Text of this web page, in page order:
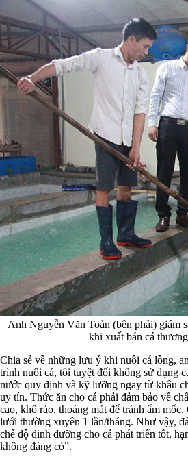
Anh Nguyễn Văn Toản (bên phải) giám
khi xuất bán cá
Chia sẻ về những lưu ý khi nuôi cá lồng,
trình nuôi cá, tôi tuyệt đối không sử dụng
nước quy định và kỹ lưỡng ngay từ khâu
uy tín. Thức ăn cho cá phải đảm bảo về
cao, khô ráo, thoáng mát để tránh ẩm
lưới thường xuyên 1 lần/tháng. Như vậy,
chế độ dinh dưỡng cho cá phát triển tốt,
không đáng có”.